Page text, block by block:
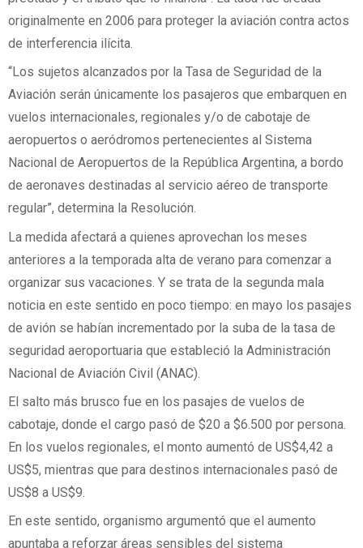
originalmente en 2006 para proteger la aviación contra actos
de interferencia ilícita.
“Los sujetos alcanzados por la Tasa de Seguridad de la
Aviación serán únicamente los pasajeros que embarquen en
vuelos internacionales, regionales y/o de cabotaje de
aeropuertos o aeródromos pertenecientes al Sistema
Nacional de Aeropuertos de la República Argentina, a bordo
de aeronaves destinadas al servicio aéreo de transporte
regular”, determina la Resolución.
La medida afectará a quienes aprovechan los meses
anteriores a la temporada alta de verano para comenzar a
organizar sus vacaciones. Y se trata de la segunda mala
noticia en este sentido en poco tiempo: en mayo los pasajes
de avión se habían incrementado por la suba de la tasa de
seguridad aeroportuaria que estableció la Administración
Nacional de Aviación Civil (ANAC).
El salto más brusco fue en los pasajes de vuelos de
cabotaje, donde el cargo pasó de $20 a $6.500 por persona.
En los vuelos regionales, el monto aumentó de US$4,42 a
US$5, mientras que para destinos internacionales pasó de
US$8 a US$9.
En este sentido, organismo argumentó que el aumento
apuntaba a reforzar áreas sensibles del sistema